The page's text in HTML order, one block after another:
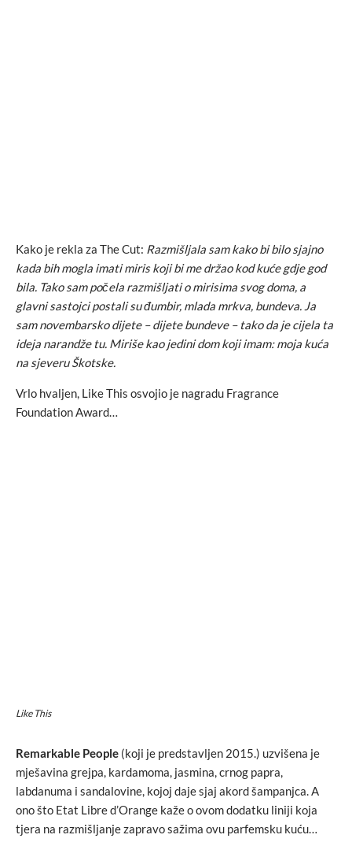
Kako je rekla za The Cut: Razmišljala sam kako bi bilo sjajno
kada bih mogla imati miris koji bi me držao kod kuće gdje god
bila. Tako sam počela razmišljati o mirisima svog doma, a
glavni sastojci postali su đumbir, mlada mrkva, bundeva. Ja
sam novembarsko dijete – dijete bundeve – tako da je cijela ta
ideja narandže tu. Miriše kao jedini dom koji imam: moja kuća
na sjeveru Škotske.
Vrlo hvaljen, Like This osvojio je nagradu Fragrance
Foundation Award…
Like This
Remarkable People (koji je predstavljen 2015.) uzvišena je
mješavina grejpa, kardamoma, jasmina, crnog papra,
labdanuma i sandalovine, kojoj daje sjaj akord šampanjca. A
ono što Etat Libre d’Orange kaže o ovom dodatku liniji koja
tjera na razmišljanje zapravo sažima ovu parfemsku kuću…